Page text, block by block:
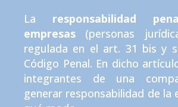
La responsabilidad
empresas (personas
regulada en el art. 31 bis y
Código Penal. En dicho
integrantes de una
generar responsabilidad de la